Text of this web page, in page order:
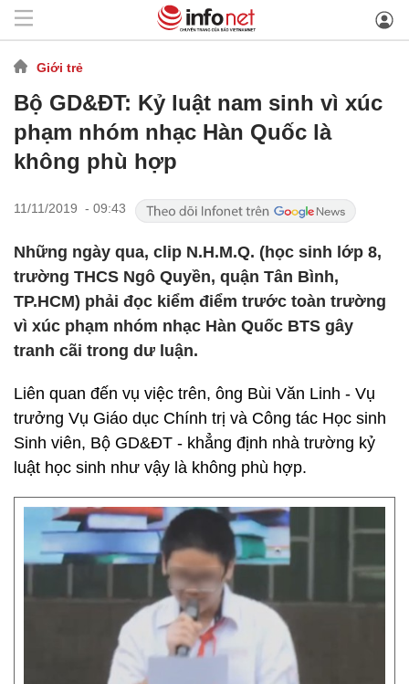
Giới trẻ
Bộ GD&ĐT: Kỷ luật nam sinh vì xúc
phạm nhóm nhạc Hàn Quốc là
không phù hợp
11/11/2019 - 09:43
Những ngày qua, clip N.H.M.Q. (học sinh lớp 8,
trường THCS Ngô Quyền, quận Tân Bình,
TP.HCM) phải đọc kiểm điểm trước toàn trường
vì xúc phạm nhóm nhạc Hàn Quốc BTS gây
tranh cãi trong dư luận.
Liên quan đến vụ việc trên, ông Bùi Văn Linh - Vụ
trưởng Vụ Giáo dục Chính trị và Công tác Học sinh
Sinh viên, Bộ GD&ĐT - khẳng định nhà trường kỷ
luật học sinh như vậy là không phù hợp.